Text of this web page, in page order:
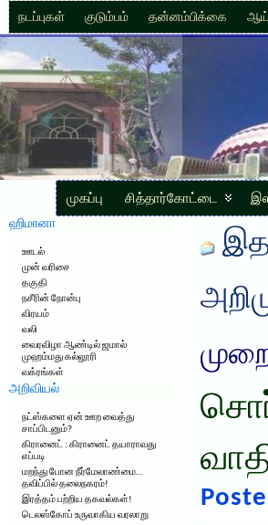
நடப்புகள் குடும்பம் தன்னம்பிக்கை
முகப்பு சித்தார்கோட்டை
ஹிமானா
ஊடல்
முன் வரிசை
தகுதி
நசீரின் நோன்பு
விரயம்
வலி
வைரவிழா ஆண்டில் ஜமால்
முஹம்மது கல்லூரி
வக்ரங்கள்
அறிவியல்
நட்ஸ்களை ஏன் ஊற வைத்து
சாப்பிடனும்?
கிரானைட் : கிரானைட் தயாராவது
எப்படி
மறந்து போன நீர்மேலாண்மை…
தவிப்பில் தலைநகரம்!
இரத்தம் பற்றிய தகவல்கள்!
டெலஸ்கோப் உருவாகிய வரலாறு